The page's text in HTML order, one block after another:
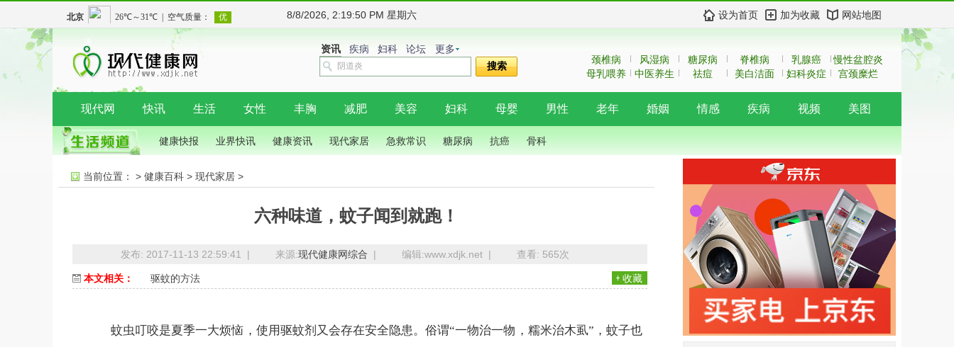
8/8/2026, 2:19:51 PM 星期六 设为首页 加为收藏 网站地图
资讯 疾病 妇科 论坛 更多
搜索
颈椎病 风湿病 糖尿病 脊椎病 乳腺癌
慢性盆腔炎
母乳喂养
中医养生 祛痘 美白洁面 妇科炎症 宫颈糜烂
现代网 快讯 生活 女性 丰胸 减肥 美容 妇科 母婴 男性 老年 婚姻 情感 疾病 视频 美图
健康快报 业界快讯 健康资讯 现代家居 急救常识 糖尿病 抗癌 骨科
当前位置： > 健康百科 > 现代家居 >
六种味道，蚊子闻到就跑！
发布: 2017-11-13 22:59:41 | 来源:现代健康网综合 | 编辑:www.xdjk.net | 查看: 565次
本文相关： 驱蚊的方法 收藏
蚊虫叮咬是夏季一大烦恼，使用驱蚊剂又会存在安全隐患。俗谓“一物治一物，糯米治木虱”，蚊子也